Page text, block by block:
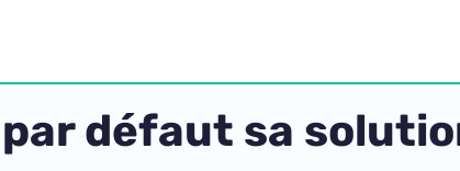
défaut sa